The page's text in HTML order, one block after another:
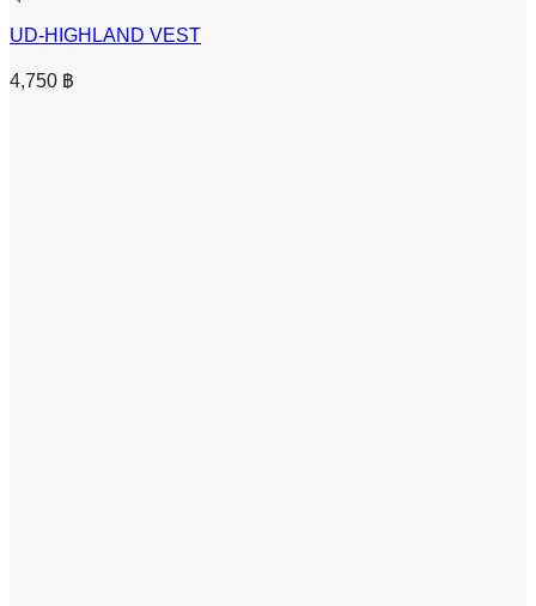
UD-HIGHLAND VEST
4,750 ฿